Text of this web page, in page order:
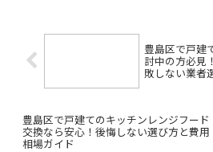
豊島区で戸建
討中の方必見
敗しない業者
豊島区で戸建てのキッチンレンジフード
交換なら安心！後悔しない選び方と費用
相場ガイド